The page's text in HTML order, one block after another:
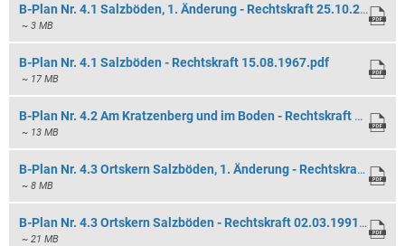
B-Plan Nr. 4.1 Salzböden, 1. Änderung - Rechtskraft 25.10.2013.pdf
~ 3 MB
B-Plan Nr. 4.1 Salzböden - Rechtskraft 15.08.1967.pdf
~ 17 MB
B-Plan Nr. 4.2 Am Kratzenberg und im Boden - Rechtskraft 05.07.1980.pdf
~ 13 MB
B-Plan Nr. 4.3 Ortskern Salzböden, 1. Änderung - Rechtskraft 02.12.2016.pdf
~ 8 MB
B-Plan Nr. 4.3 Ortskern Salzböden - Rechtskraft 02.03.1991.pdf
~ 21 MB